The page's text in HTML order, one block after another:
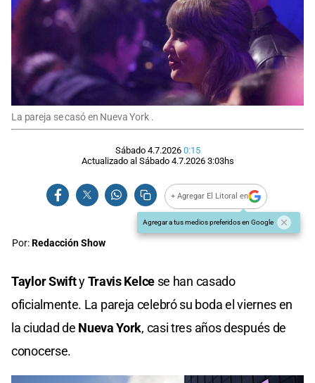
La pareja se casó en Nueva York .
Sábado 4.7.2026 0:15
Actualizado al Sábado 4.7.2026 3:03hs
+ Agregar El Litoral en
Agregar a tus medios preferidos en Google
Por:Redacción Show
Taylor SwiftyTravis Kelce se han casado
oficialmente. La pareja celebró su boda el viernes en
la ciudad de Nueva York, casi tres años después de
conocerse.